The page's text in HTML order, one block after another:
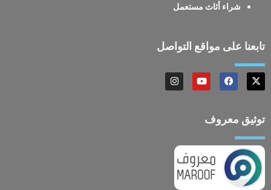
شراء أثاث مستعمل
تابعنا على مواقع التواصل
توثيق معروف